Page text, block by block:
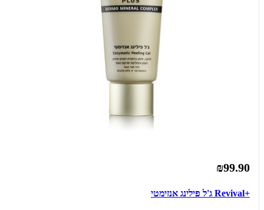
₪99.90
+Revival ג'ל פילינג אנזימטי